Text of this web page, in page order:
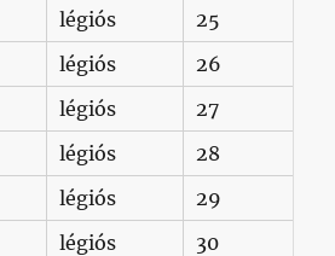
légiós
25
légiós
26
légiós
27
légiós
28
légiós
29
légiós
30